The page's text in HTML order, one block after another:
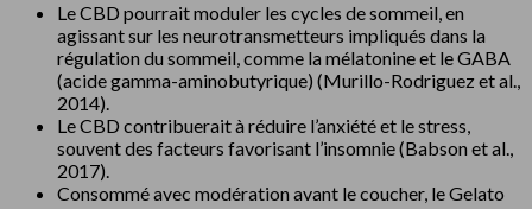
Le CBD pourrait moduler les cycles de sommeil, en
agissant sur les neurotransmetteurs impliqués dans la
régulation du sommeil, comme la mélatonine et le GABA
(acide gamma-aminobutyrique) (Murillo-Rodriguez et al.,
2014).
Le CBD contribuerait à réduire l’anxiété et le stress,
souvent des facteurs favorisant l’insomnie (Babson et al.,
2017).
Consommé avec modération avant le coucher, le Gelato